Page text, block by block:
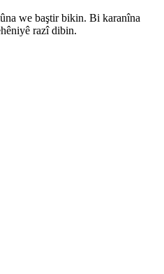
we baştir bikin. Bi karanîna
razî dibin.